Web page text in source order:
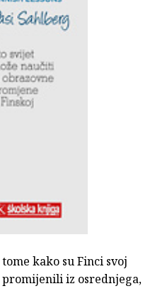
kako su Finci svoj
iz osrednjega,